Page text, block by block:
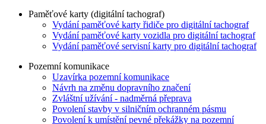
Paměťové karty (digitální tachograf)
Vydání paměťové karty řidiče pro digitální tachograf
Vydání paměťové karty vozidla pro digitální tachograf
Vydání paměťové servisní karty pro digitální tachograf
Pozemní komunikace
Uzavírka pozemní komunikace
Návrh na změnu dopravního značení
Zvláštní užívání - nadměrná přeprava
Povolení stavby v silničním ochranném pásmu
Povolení k umístění pevné překážky na pozemní